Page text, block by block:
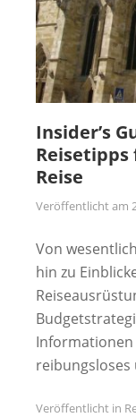
Insider’s
Reisetipps
Reise
Veröffentlicht am
Von
hin zu
Informationen
reibungsloses
Veröffentlicht in